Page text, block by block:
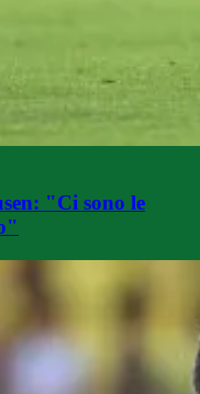
"Ci sono le